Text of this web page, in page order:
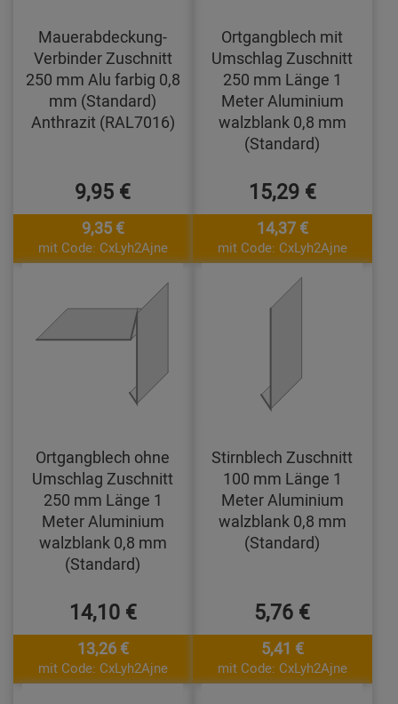
Mauerabdeckung-
Verbinder Zuschnitt
250 mm Alu farbig 0,8
mm (Standard)
Anthrazit (RAL7016)
9,95 €
9,35 €
mit Code: CxLyh2Ajne
Ortgangblech mit
Umschlag Zuschnitt
250 mm Länge 1
Meter Aluminium
walzblank 0,8 mm
(Standard)
15,29 €
14,37 €
mit Code: CxLyh2Ajne
Ortgangblech ohne
Umschlag Zuschnitt
250 mm Länge 1
Meter Aluminium
walzblank 0,8 mm
(Standard)
14,10 €
13,26 €
mit Code: CxLyh2Ajne
Stirnblech Zuschnitt
100 mm Länge 1
Meter Aluminium
walzblank 0,8 mm
(Standard)
5,76 €
5,41 €
mit Code: CxLyh2Ajne